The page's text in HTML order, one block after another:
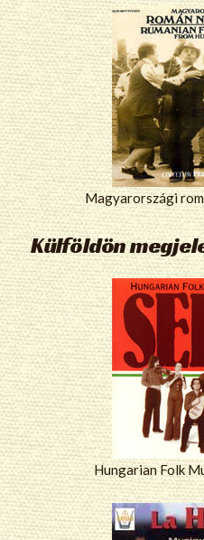
Magyarországi
Külföldön
Hungarian Folk